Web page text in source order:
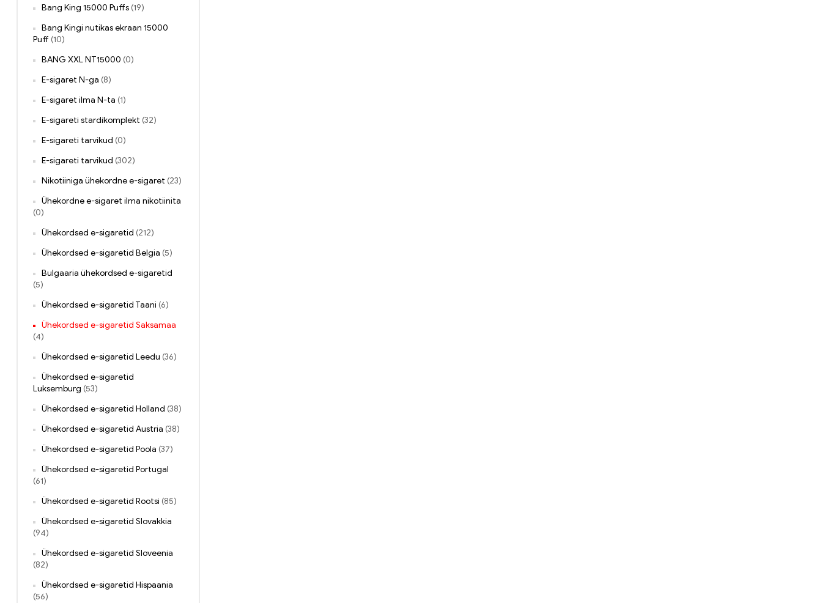
Bang King 15000 Puffs (19)
Bang Kingi nutikas ekraan 15000
Puff (10)
BANG XXL NT15000 (0)
E-sigaret N-ga (8)
E-sigaret ilma N-ta (1)
E-sigareti stardikomplekt (32)
E-sigareti tarvikud (0)
E-sigareti tarvikud (302)
Nikotiiniga ühekordne e-sigaret (23)
Ühekordne e-sigaret ilma nikotiinita
(0)
Ühekordsed e-sigaretid (212)
Ühekordsed e-sigaretid Belgia (5)
Bulgaaria ühekordsed e-sigaretid
(5)
Ühekordsed e-sigaretid Taani (6)
Ühekordsed e-sigaretid Saksamaa
(4)
Ühekordsed e-sigaretid Leedu (36)
Ühekordsed e-sigaretid
Luksemburg (53)
Ühekordsed e-sigaretid Holland (38)
Ühekordsed e-sigaretid Austria (38)
Ühekordsed e-sigaretid Poola (37)
Ühekordsed e-sigaretid Portugal
(61)
Ühekordsed e-sigaretid Rootsi (85)
Ühekordsed e-sigaretid Slovakkia
(94)
Ühekordsed e-sigaretid Sloveenia
(82)
Ühekordsed e-sigaretid Hispaania
(56)